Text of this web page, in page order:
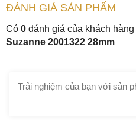
ĐÁNH GIÁ SẢN PHẤM
Có 0 đánh giá của khách hàng
Suzanne 2001322 28mm